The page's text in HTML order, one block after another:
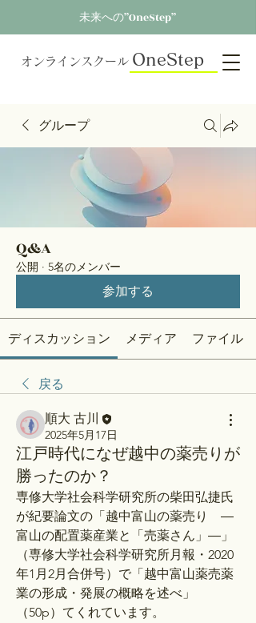
未来への”OneStep”
オンラインスクール OneStep
グループ
Q&A
公開 · 5名のメンバー
参加する
ディスカッション メディア ファイル
戻る
順大 古川
2025年5月17日
江戸時代になぜ越中の薬売りが
勝ったのか？
専修大学社会科学研究所の柴田弘捷氏
が紀要論文の「越中富山の薬売り　―
富山の配置薬産業と「売薬さん」―」
（専修大学社会科学研究所月報・2020
年1月2月合併号）で「越中富山薬売薬
業の形成・発展の概略を述べ」
（50p）てくれています。